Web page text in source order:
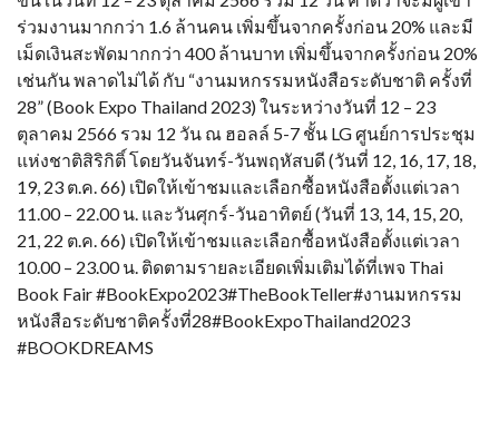
ร่วมงานมากกว่า 1.6 ล้านคน เพิ่มขึ้นจากครั้งก่อน 20% และมี
เม็ดเงินสะพัดมากกว่า 400 ล้านบาท เพิ่มขึ้นจากครั้งก่อน 20%
เช่นกัน พลาดไม่ได้ กับ “งานมหกรรมหนังสือระดับชาติ ครั้งที่
28” (Book Expo Thailand 2023) ในระหว่างวันที่ 12 – 23
ตุลาคม 2566 รวม 12 วัน ณ ฮอลล์ 5-7 ชั้น LG ศูนย์การประชุม
แห่งชาติสิริกิติ์ โดยวันจันทร์-วันพฤหัสบดี (วันที่ 12, 16, 17, 18,
19, 23 ต.ค. 66) เปิดให้เข้าชมและเลือกซื้อหนังสือตั้งแต่เวลา
11.00 – 22.00 น. และวันศุกร์-วันอาทิตย์ (วันที่ 13, 14, 15, 20,
21, 22 ต.ค. 66) เปิดให้เข้าชมและเลือกซื้อหนังสือตั้งแต่เวลา
10.00 – 23.00 น. ติดตามรายละเอียดเพิ่มเติมได้ที่เพจ Thai
Book Fair #BookExpo2023#TheBookTeller#งานมหกรรม
หนังสือระดับชาติครั้งที่28#BookExpoThailand2023
#BOOKDREAMS